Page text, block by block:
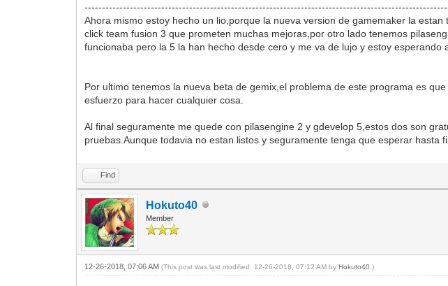
Ahora mismo estoy hecho un lio,porque la nueva version de gamemaker la
click team fusion 3 que prometen muchas mejoras,por otro lado tenemos
funcionaba pero la 5 la han hecho desde cero y me va de lujo y estoy
Por ultimo tenemos la nueva beta de gemix,el problema de este programa es
esfuerzo para hacer cualquier cosa.
Al final seguramente me quede con pilasengine 2 y gdevelop 5,estos dos son
pruebas.Aunque todavia no estan listos y seguramente tenga que esperar hasta
Find
Hokuto40
Member
12-26-2018, 07:06 AM(This post was last modified: 12-26-2018, 07:12 AM byHokuto40 .)